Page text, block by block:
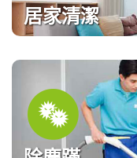
居家清潔